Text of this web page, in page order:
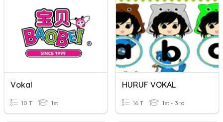
Vokal
10 T 1st
HURUF VOKAL
16 T 1st - 3rd